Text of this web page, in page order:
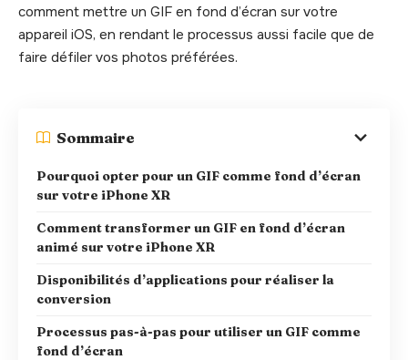
comment mettre un GIF en fond d’écran sur votre
appareil iOS, en rendant le processus aussi facile que de
faire défiler vos photos préférées.
Sommaire
Pourquoi opter pour un GIF comme fond d’écran
sur votre iPhone XR
Comment transformer un GIF en fond d’écran
animé sur votre iPhone XR
Disponibilités d’applications pour réaliser la
conversion
Processus pas-à-pas pour utiliser un GIF comme
fond d’écran